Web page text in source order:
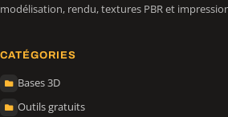
modélisation, rendu, textures PBR et
CATÉGORIES
Bases 3D
Outils gratuits